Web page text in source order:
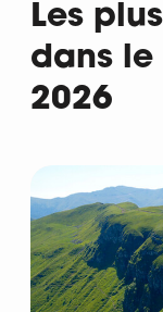
Départ
Les
dans le
2026